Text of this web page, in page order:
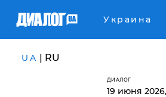
Украина
UA | RU
ДИАЛОГ
19 июня 2026,